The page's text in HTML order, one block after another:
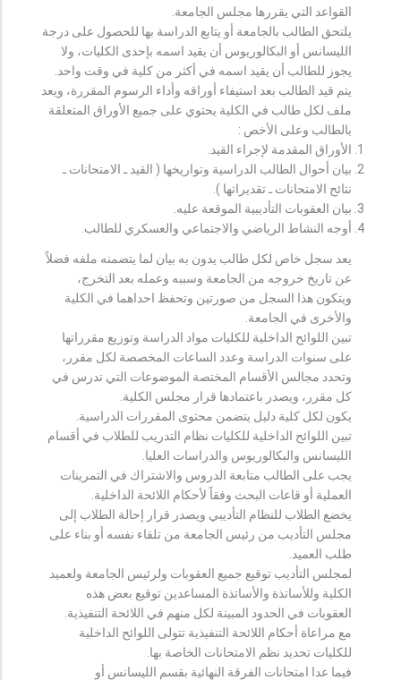
القواعد التي يقررها مجلس الجامعة.
يلتحق الطالب بالجامعة أو يتابع الدراسة بها للحصول على درجة
الليسانس أو البكالوريوس أن يقيد اسمه بإحدى الكليات، ولا
يجوز للطالب أن يقيد اسمه في أكثر من كلية في وقت واحد.
يتم قيد الطالب بعد استيفاء أوراقه وأداء الرسوم المقررة، ويعد
ملف لكل طالب في الكلية يحتوي على جميع الأوراق المتعلقة
بالطالب وعلى الأخص :
الأوراق المقدمة لإجراء القيد.
بيان أحوال الطالب الدراسية وتواريخها ( القيد ـ الامتحانات ـ
نتائح الامتحانات ـ تقديراتها ).
بيان العقوبات التأديبية الموقعة عليه.
أوجه النشاط الرياضي والاجتماعي والعسكري للطالب.
يعد سجل خاص لكل طالب يدون به بيان لما يتضمنه ملفه فضلاً
عن تاريخ خروجه من الجامعة وسببه وعمله بعد التخرج،
ويتكون هذا السجل من صورتين وتحفظ احداهما في الكلية
والأخرى في الجامعة.
تبين اللوائح الداخلية للكليات مواد الدراسة وتوزيع مقرراتها
على سنوات الدراسة وعدد الساعات المخصصة لكل مقرر،
وتحدد مجالس الأقسام المختصة الموضوعات التي تدرس في
كل مقرر، ويصدر باعتمادها قرار مجلس الكلية.
يكون لكل كلية دليل يتضمن محتوى المقررات الدراسية.
تبين اللوائح الداخلية للكليات نظام التدريب للطلاب في أقسام
الليسانس والبكالوريوس والدراسات العليا.
يجب على الطالب متابعة الدروس والاشتراك في التمرينات
العملية أو قاعات البحث وفقاً لأحكام اللائحة الداخلية.
يخضع الطلاب للنظام التأديبي ويصدر قرار إحالة الطلاب إلى
مجلس التأديب من رئيس الجامعة من تلقاء نفسه أو بناء على
طلب العميد.
لمجلس التأديب توقيع جميع العقوبات ولرئيس الجامعة ولعميد
الكلية وللأساتذة والأساتذة المساعدين توقيع بعض هذه
العقوبات في الحدود المبينة لكل منهم في اللائحة التنفيذية.
مع مراعاة أحكام اللائحة التنفيذية تتولى اللوائح الداخلية
للكليات تحديد نظم الامتحانات الخاصة بها.
فيما عدا امتحانات الفرقة النهائية بقسم الليسانس أو